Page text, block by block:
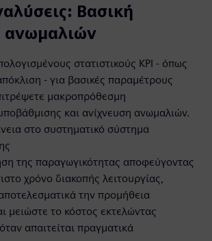
Βασική
ανωμαλιών
στατιστικούς KPI - όπως
- για βασικές παραμέτρους
μακροπρόθεσμη
και ανίχνευση ανωμαλιών.
στο συστηματικό σύστημα
της παραγωγικότητας αποφεύγοντας
χρόνο διακοπής λειτουργίας,
την προμήθεια
μειώστε το κόστος εκτελώντας
απαιτείται πραγματικά